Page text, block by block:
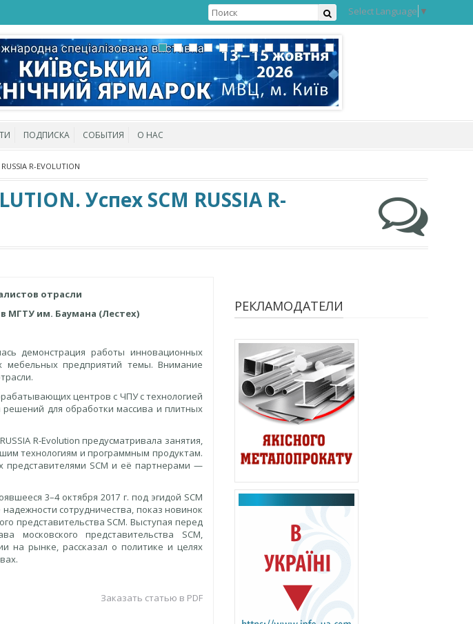
Select Language ▼
ПОДПИСКА СОБЫТИЯ О НАС
R-EVOLUTION
Успех SCM RUSSIA R-
отрасли
МГТУ им. Баумана (Лестех)
демонстрация работы инновационных
предприятий темы. Внимание
центров с ЧПУ с технологией
решений для обработки массива и плитных
R-Evolution предусматривала занятия,
технологиям и программным продуктам.
представителями SCM и её партнерами —
3–4 октября 2017 г. под эгидой SCM
сотрудничества, показ новинок
представительства SCM. Выступая перед
московского представительства SCM,
на рынке, рассказал о политике и целях
Заказать статью в PDF
РЕКЛАМОДАТЕЛИ